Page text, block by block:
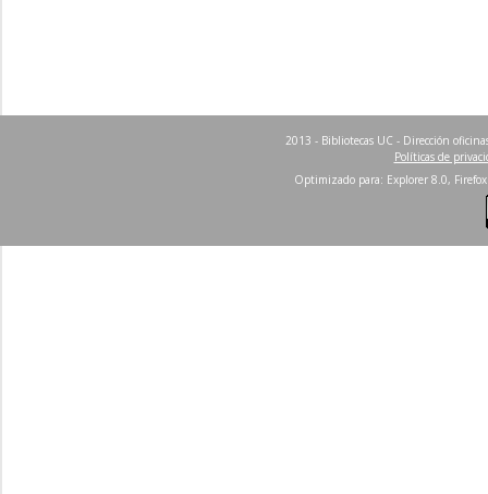
2013 - Bibliotecas UC - Dirección
Políticas de
Optimizado para: Explorer 8.0,